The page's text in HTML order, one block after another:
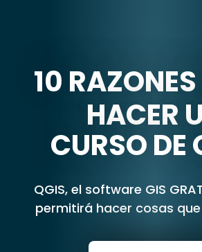
10
HACER
CURSO DE
QGIS, el software GIS
permitirá hacer cosas